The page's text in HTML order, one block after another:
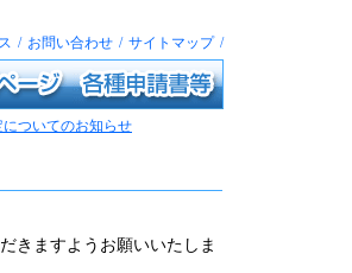
/ お問い合わせ / サイトマップ /
ついてのお知らせ
きますようお願いいたしま